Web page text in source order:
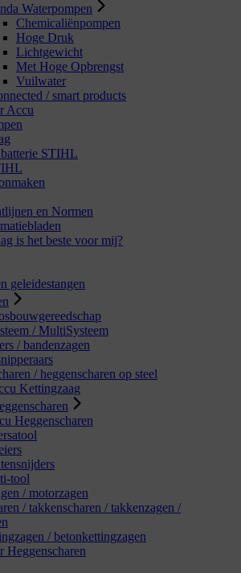
Waterpompen
Chemicaliënpompen
Hoge Druk
Lichtgewicht
Met Hoge Opbrengst
Vuilwater
/ smart products
Accu
STIHL
en Normen
is het beste voor mij?
geleidestangen
/ MultiSysteem
/ bandenzagen
/ heggenscharen op steel
Kettingzaag
Heggenscharen
tool
/ motorzagen
/ takkenscharen / takkenzagen /
/ betonkettingzagen
Heggenscharen